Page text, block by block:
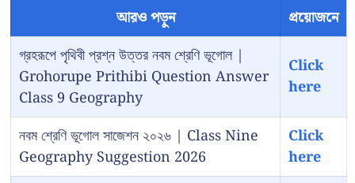
আরও পড়ুন
প্রয়োজনে
গ্রহরূপে পৃথিবী প্রশ্ন উত্তর নবম শ্রেণি ভূগোল |
Grohorupe Prithibi Question Answer
Class 9 Geography
Click
here
নবম শ্রেণি ভূগোল সাজেশন ২০২৬ | Class Nine
Geography Suggestion 2026
Click
here